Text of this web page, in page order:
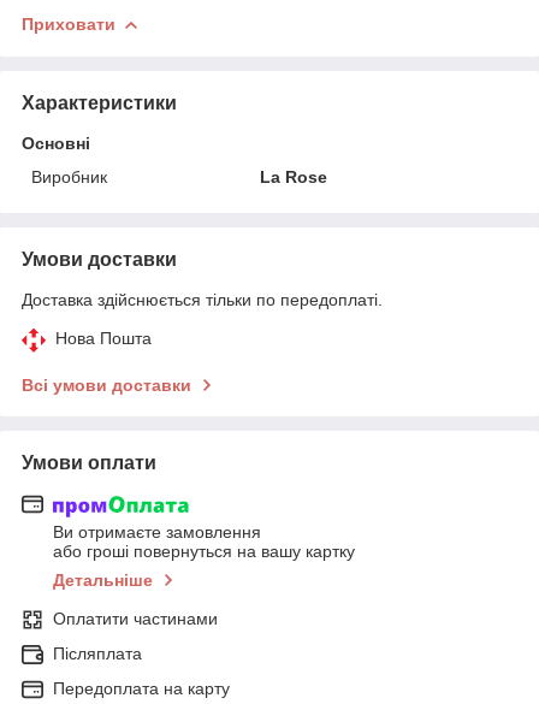
Приховати
Характеристики
Основні
Виробник
La Rose
Умови доставки
Доставка здійснюється тільки по передоплаті.
Нова Пошта
Всі умови доставки
Умови оплати
Ви отримаєте замовлення
або гроші повернуться на вашу картку
Детальніше
Оплатити частинами
Післяплата
Передоплата на карту